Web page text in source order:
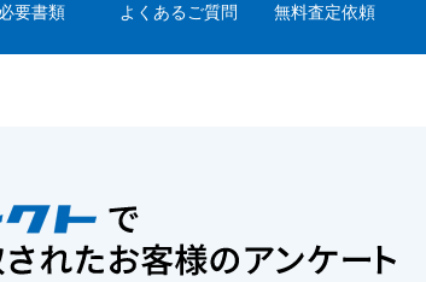
必要書類 よくあるご質問 無料査定依頼